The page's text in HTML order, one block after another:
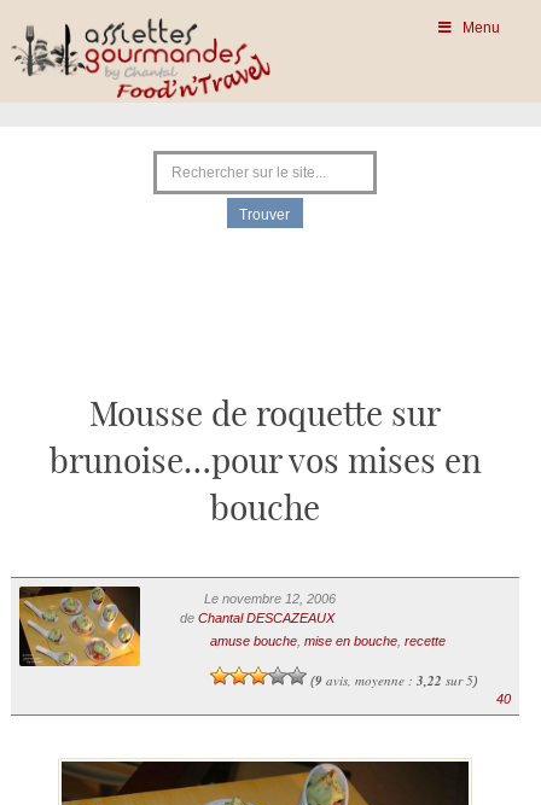
Menu
Mousse de roquette sur
brunoise…pour vos mises en
bouche
Le novembre 12, 2006
de Chantal DESCAZEAUX
amuse bouche, mise en bouche, recette
(9avis, moyenne : 3,22 sur 5)
40